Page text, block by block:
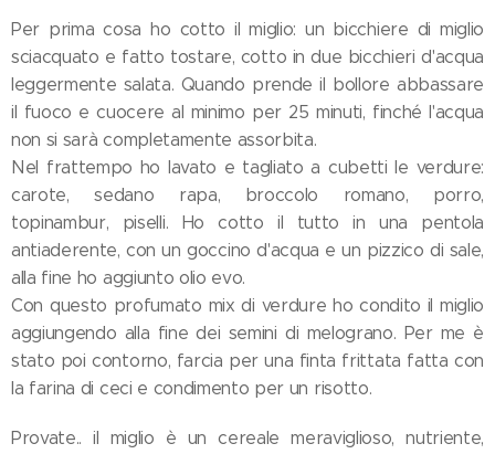
Per prima cosa ho cotto il miglio: un bicchiere di miglio
sciacquato e fatto tostare, cotto in due bicchieri d'acqua
leggermente salata. Quando prende il bollore abbassare
il fuoco e cuocere al minimo per 25 minuti, finché l'acqua
non si sarà completamente assorbita.
Nel frattempo ho lavato e tagliato a cubetti le verdure:
carote, sedano rapa, broccolo romano, porro,
topinambur, piselli. Ho cotto il tutto in una pentola
antiaderente, con un goccino d'acqua e un pizzico di sale,
alla fine ho aggiunto olio evo.
Con questo profumato mix di verdure ho condito il miglio
aggiungendo alla fine dei semini di melograno. Per me è
stato poi contorno, farcia per una finta frittata fatta con
la farina di ceci e condimento per un risotto.
Provate.. il miglio è un cereale meraviglioso, nutriente,